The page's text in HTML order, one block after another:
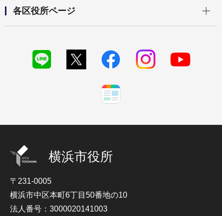
各区役所ページ
横浜市役所
〒231-0005
横浜市中区本町6丁目50番地の10
法人番号：3000020141003